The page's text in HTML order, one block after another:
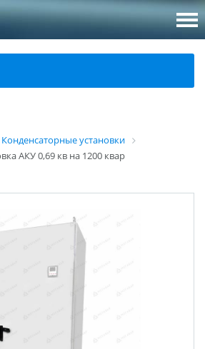
8
Конденсаторные установки
АКУ 0,69 кв на 1200 квар